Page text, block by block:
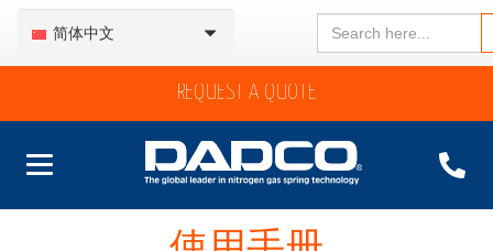
简体中文
Search
for:
REQUEST A QUOTE